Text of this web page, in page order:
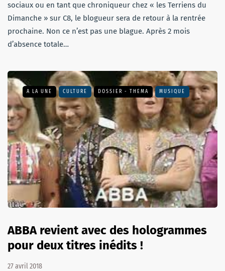
sociaux ou en tant que chroniqueur chez « les Terriens du
Dimanche » sur C8, le blogueur sera de retour à la rentrée
prochaine. Non ce n’est pas une blague. Après 2 mois
d’absence totale…
A LA UNE CULTURE DOSSIER - THEMA MUSIQUE
ABBA revient avec des hologrammes
pour deux titres inédits !
27 avril 2018